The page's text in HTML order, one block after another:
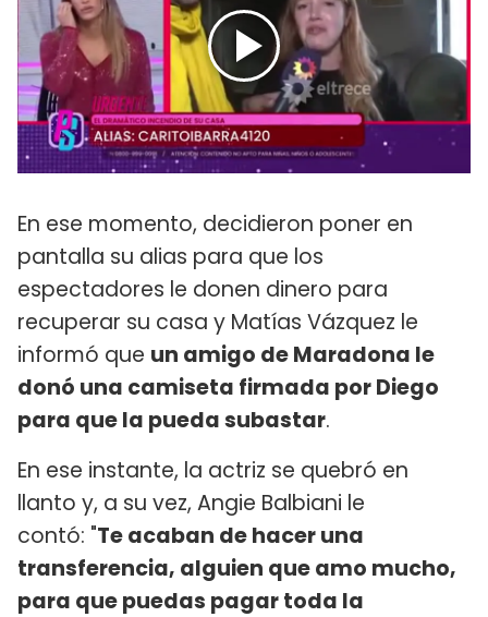
En ese momento, decidieron poner en
pantalla su alias para que los
espectadores le donen dinero para
recuperar su casa y Matías Vázquez le
informó que un amigo de Maradona le
donó una camiseta firmada por Diego
para que la pueda subastar.
En ese instante, la actriz se quebró en
llanto y, a su vez, Angie Balbiani le
contó: "Te acaban de hacer una
transferencia, alguien que amo mucho,
para que puedas pagar toda la